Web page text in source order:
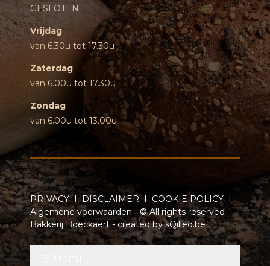
GESLOTEN
Vrijdag
van 6.30u tot 17.30u
Zaterdag
van 6.00u tot 17.30u
Zondag
van 6.00u tot 13.00u
PRIVACYI DISCLAIMERI COOKIE POLICYI
Algemene voorwaarden - © All rights reserved -
Bakkerij Boeckaert - created bysQilled.be